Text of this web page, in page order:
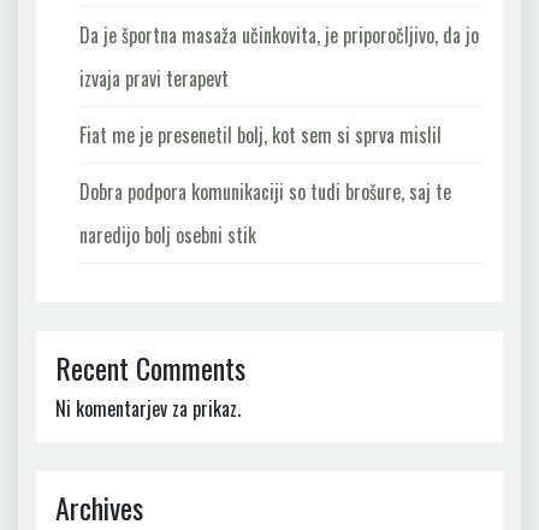
Da je športna masaža učinkovita, je priporočljivo, da jo
izvaja pravi terapevt
Fiat me je presenetil bolj, kot sem si sprva mislil
Dobra podpora komunikaciji so tudi brošure, saj te
naredijo bolj osebni stik
Recent Comments
Ni komentarjev za prikaz.
Archives